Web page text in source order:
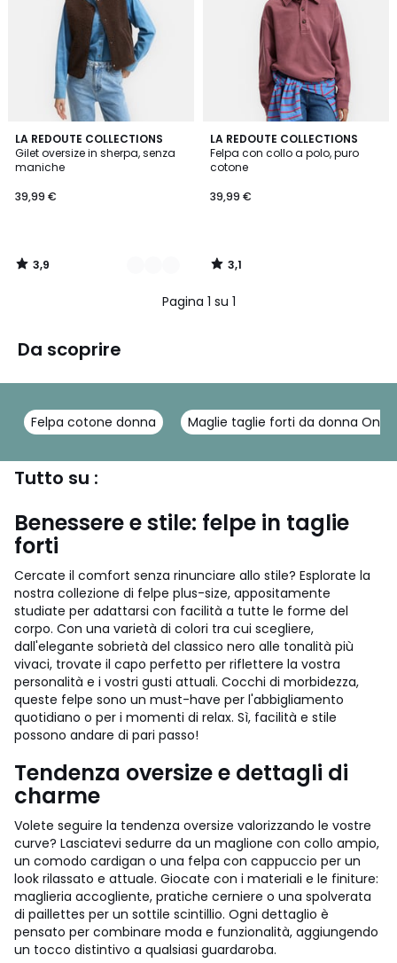
LA REDOUTE COLLECTIONS
Gilet oversize in sherpa, senza
maniche
39,99 €
3,9
/ 5
2
Colori
3,9
/
LA REDOUTE COLLECTIONS
Felpa con collo a polo, puro
cotone
39,99 €
3,1
/
5
3,1
/
Pagina 1 su 1
Da scoprire
Felpa cotone donna Maglie taglie forti da donna Only
Tutto su :
Benessere e stile: felpe in taglie
forti
Cercate il comfort senza rinunciare allo stile? Esplorate la
nostra collezione di felpe plus-size, appositamente
studiate per adattarsi con facilità a tutte le forme del
corpo. Con una varietà di colori tra cui scegliere,
dall'elegante sobrietà del classico nero alle tonalità più
vivaci, trovate il capo perfetto per riflettere la vostra
personalità e i vostri gusti attuali. Cocchi di morbidezza,
queste felpe sono un must-have per l'abbigliamento
quotidiano o per i momenti di relax. Sì, facilità e stile
possono andare di pari passo!
Tendenza oversize e dettagli di
charme
Volete seguire la tendenza oversize valorizzando le vostre
curve? Lasciatevi sedurre da un maglione con collo ampio,
un comodo cardigan o una felpa con cappuccio per un
look rilassato e attuale. Giocate con i materiali e le finiture:
maglieria accogliente, pratiche cerniere o una spolverata
di paillettes per un sottile scintillio. Ogni dettaglio è
pensato per combinare moda e funzionalità, aggiungendo
un tocco distintivo a qualsiasi guardaroba.